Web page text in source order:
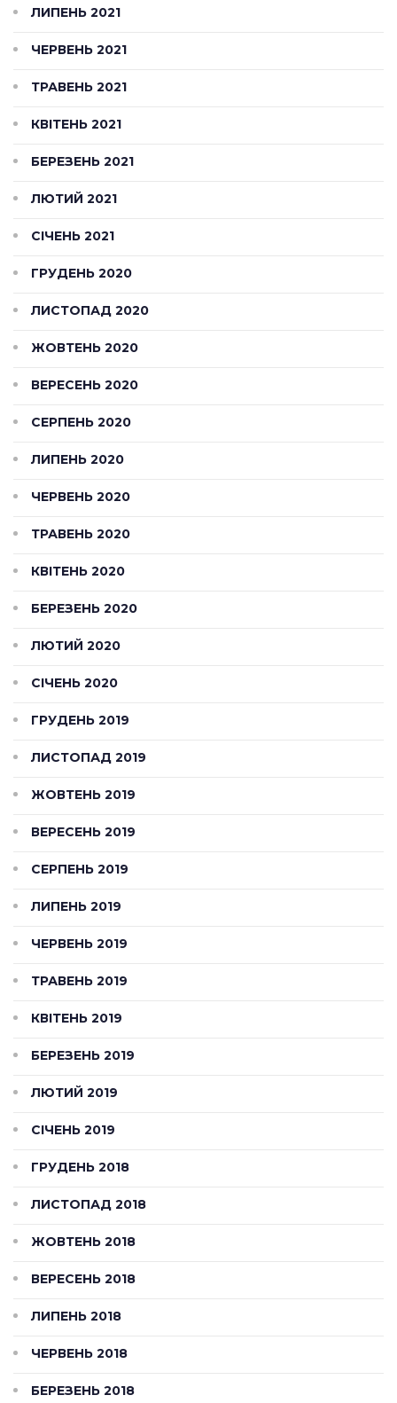
ЛИПЕНЬ 2021
ЧЕРВЕНЬ 2021
ТРАВЕНЬ 2021
КВІТЕНЬ 2021
БЕРЕЗЕНЬ 2021
ЛЮТИЙ 2021
СІЧЕНЬ 2021
ГРУДЕНЬ 2020
ЛИСТОПАД 2020
ЖОВТЕНЬ 2020
ВЕРЕСЕНЬ 2020
СЕРПЕНЬ 2020
ЛИПЕНЬ 2020
ЧЕРВЕНЬ 2020
ТРАВЕНЬ 2020
КВІТЕНЬ 2020
БЕРЕЗЕНЬ 2020
ЛЮТИЙ 2020
СІЧЕНЬ 2020
ГРУДЕНЬ 2019
ЛИСТОПАД 2019
ЖОВТЕНЬ 2019
ВЕРЕСЕНЬ 2019
СЕРПЕНЬ 2019
ЛИПЕНЬ 2019
ЧЕРВЕНЬ 2019
ТРАВЕНЬ 2019
КВІТЕНЬ 2019
БЕРЕЗЕНЬ 2019
ЛЮТИЙ 2019
СІЧЕНЬ 2019
ГРУДЕНЬ 2018
ЛИСТОПАД 2018
ЖОВТЕНЬ 2018
ВЕРЕСЕНЬ 2018
ЛИПЕНЬ 2018
ЧЕРВЕНЬ 2018
БЕРЕЗЕНЬ 2018